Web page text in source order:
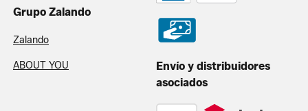
Grupo Zalando
Zalando
ABOUT YOU
Envío y distribuidores
asociados